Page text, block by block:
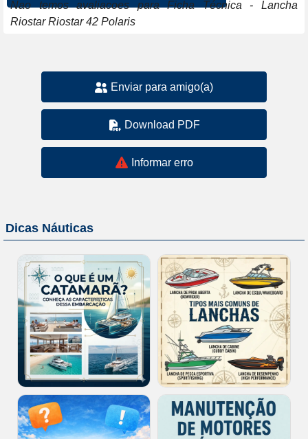
Nao temos avaliacoes para Ficha Técnica - Lancha
Riostar Riostar 42 Polaris
Enviar para amigo(a)
Download PDF
Informar erro
Dicas Náuticas